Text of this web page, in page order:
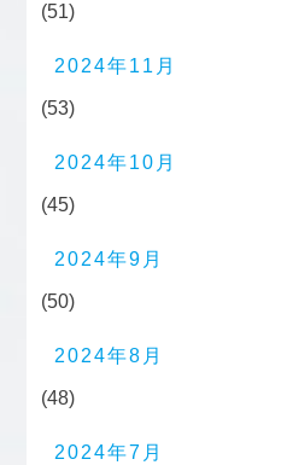
(51)
2024年11月
(53)
2024年10月
(45)
2024年9月
(50)
2024年8月
(48)
2024年7月